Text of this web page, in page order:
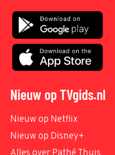
Nieuw op TVgids.nl
Nieuw op Netflix
Nieuw op Disney+